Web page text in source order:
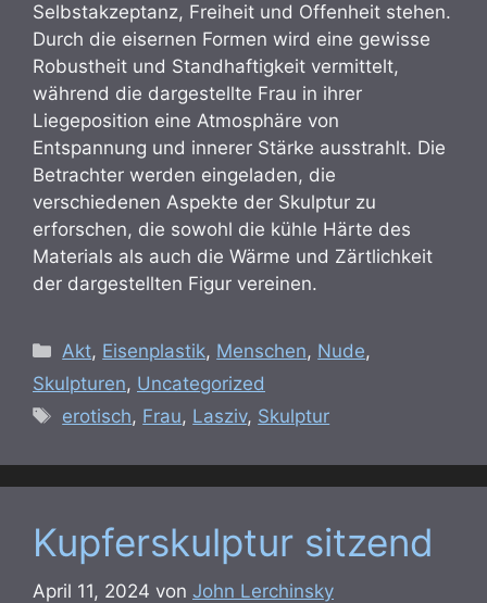
Selbstakzeptanz, Freiheit und Offenheit stehen.
Durch die eisernen Formen wird eine gewisse
Robustheit und Standhaftigkeit vermittelt,
während die dargestellte Frau in ihrer
Liegeposition eine Atmosphäre von
Entspannung und innerer Stärke ausstrahlt. Die
Betrachter werden eingeladen, die
verschiedenen Aspekte der Skulptur zu
erforschen, die sowohl die kühle Härte des
Materials als auch die Wärme und Zärtlichkeit
der dargestellten Figur vereinen.
Kategorien
Akt, Eisenplastik, Menschen, Nude,
Skulpturen, Uncategorized
Schlagwörter
erotisch, Frau, Lasziv, Skulptur
Kupferskulptur sitzend
April 11, 2024 von John Lerchinsky